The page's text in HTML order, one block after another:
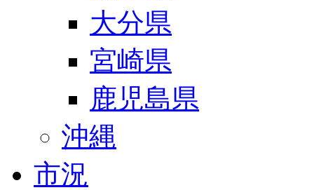
大分県
宮崎県
鹿児島県
沖縄
市況